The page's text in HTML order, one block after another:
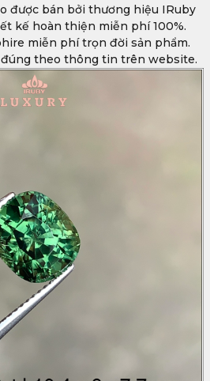
được bán bởi thương hiệu IRuby
kế hoàn thiện miễn phí 100%.
miễn phí trọn đời sản phẩm.
theo thông tin trên website.